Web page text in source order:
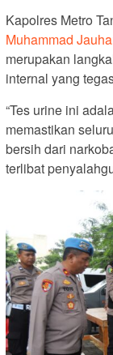
Kapolres Metro
Muhammad
merupakan
internal yang
“Tes urine ini
memastikan
bersih dari
terlibat